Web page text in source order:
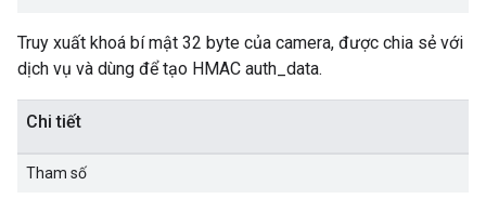
Truy xuất khoá bí mật 32 byte của camera, được chia sẻ với
dịch vụ và dùng để tạo HMAC auth_data.
Chi tiết
Tham số